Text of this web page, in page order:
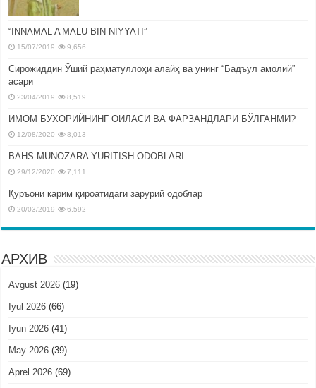
“INNAMAL A’MALU BIN NIYYATI”
15/07/2019 9,656
Сирожиддин Ўший раҳматуллоҳи алайҳ ва унинг “Бадъул амолий”
асари
23/04/2019 8,519
ИМОМ БУХОРИЙНИНГ ОИЛАСИ ВА ФАРЗАНДЛАРИ БЎЛГАНМИ?
12/08/2020 8,013
BAHS-MUNOZARA YURITISH ODOBLARI
29/12/2020 7,111
Қуръони карим қироатидаги зарурий одоблар
20/03/2019 6,592
АРХИВ
Avgust 2026 (19)
Iyul 2026 (66)
Iyun 2026 (41)
May 2026 (39)
Aprel 2026 (69)